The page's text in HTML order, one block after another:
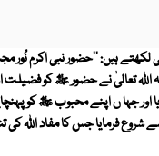
لکھتے ہیں: ''حضور نبی اکرم
اﷲ تعالیٰ نے حضور ﷺ کو
جہا ں اپنے محبوب ﷺ کو
فرمایا جس کا مفاد اﷲ کی